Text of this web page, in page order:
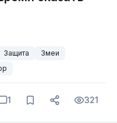
и отекать,
бедро в два раза
стянуть штаны
Защита
Змеи
1 321